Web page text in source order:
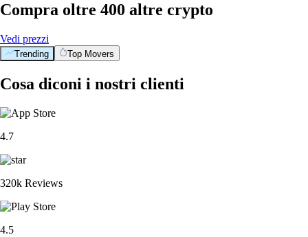
Compra oltre 400 altre crypto
Vedi prezzi
Trending Top Movers
Cosa diconi i nostri clienti
4.7
320k Reviews
4.5